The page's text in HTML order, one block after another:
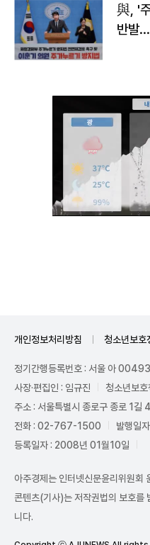
與, '
반발
개인정보처리방침 청소년보호
정기간행등록번호 : 서울 아 00493
사장·편집인 : 임규진
청소년보
주소 : 서울특별시 종로구 종로 1
전화 : 02-767-1500
발행일
등록일자 : 2008년 01월10일
아주경제는 인터넷신문윤리위원회
콘텐츠(기사)는 저작권법의 보호를
니다.